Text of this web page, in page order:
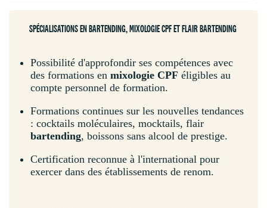
SPÉCIALISATIONS EN BARTENDING, MIXOLOGIE CPF ET FLAIR BARTENDING
Possibilité d'approfondir ses compétences avec
des formations en mixologie CPF éligibles au
compte personnel de formation.
Formations continues sur les nouvelles tendances
: cocktails moléculaires, mocktails, flair
bartending, boissons sans alcool de prestige.
Certification reconnue à l'international pour
exercer dans des établissements de renom.